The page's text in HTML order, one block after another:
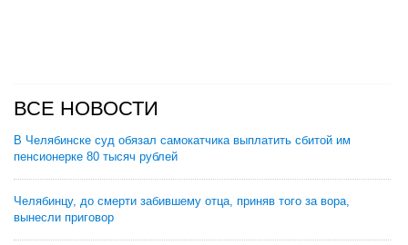
ВСЕ НОВОСТИ
В Челябинске суд обязал самокатчика выплатить сбитой им
пенсионерке 80 тысяч рублей
Челябинцу, до смерти забившему отца, приняв того за вора,
вынесли приговор